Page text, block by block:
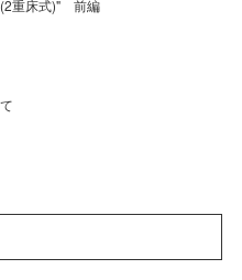
(2重床式)" 前編